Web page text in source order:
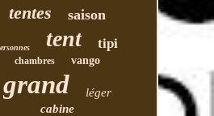
tentes saison
tent tipi
chambres vango
grand
léger
cabine